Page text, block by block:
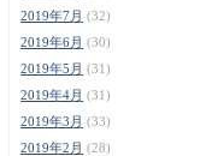
2019年7月 (32)
2019年6月 (30)
2019年5月 (31)
2019年4月 (31)
2019年3月 (33)
2019年2月 (28)